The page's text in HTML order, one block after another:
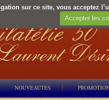
sur ce site, vous acceptez
Accepter les
NOUVEAUTÉS